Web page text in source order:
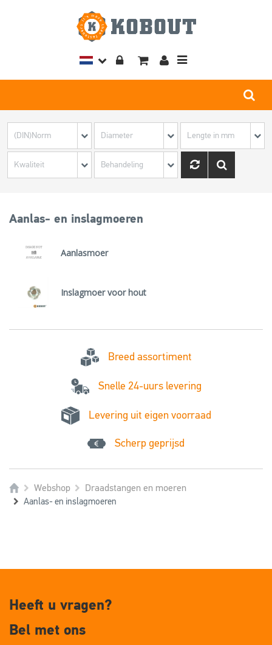
Toggle
Aanlas- en inslagmoeren
Aanlasmoer
Inslagmoer voor hout
Breed assortiment
Snelle 24-uurs levering
Levering uit eigen voorraad
Scherp geprijsd
Webshop Draadstangen en moeren
Aanlas- en inslagmoeren
Heeft u vragen?
Bel met ons